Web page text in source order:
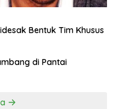
Bentuk Tim Khusus
di Pantai